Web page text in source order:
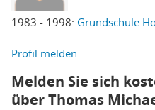
1983 - 1998: Grundschule
Profil melden
Melden Sie sich
über Thomas